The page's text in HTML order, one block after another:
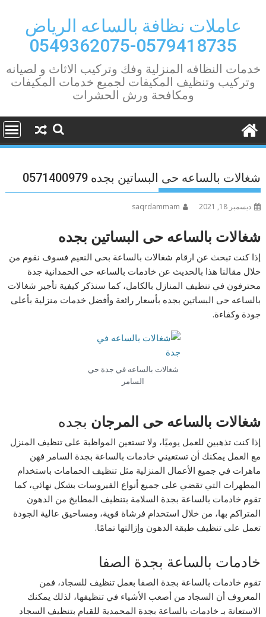
contentعاملات نظافة بالساعه الرياض
0579418735-0549362075
خدمات النظافه المنزلية وفك وتركيب الاثاث و لصيانه
وتركيب وتنظيف المكيفات لجميع خدمات المكيفات
ومكافحة ورش الحشرات
شغالات بالساعه حى البساتين بجده 0571400979
ديسمبر 18, 2021 saqrdammam
شغالات بالساعه حى البساتين بجده
إذا كنت تبحث عن ارقام شغالات بالساعة بحى النعيم فسوف نقوم من
خلال مقالنا هذا بالحديث عن خادمات بالساعه حى الحمدانية جدة
محترفون في تنظيف المنازل بالكامل، كما سنذكر كيفية تأجير شغالات
بالساعه حى البساتين بجده بأسعار رائعة وأفضل خدمات منزلية بأعلى
جودة وكفاءة.
شغالات بالساعه في جدة حي
السامر
شغالات بالساعه حى المرجان بجده
إذا كنت تذهبين للعمل يوميًا، ولا تستعين المواظبة على تنظيف المنزل
مع العمل يمكنك أن تستعيني خادمات بالساعة بجدة السامر فهن
ماهرات في جميع الأعمال المنزلية مثل تنظيف الحمامات باستخدام
المطهرات التي تقضي على جميع أنواع الفيروسات بشكل نهائي، كما
تقوم خادمات بالساعة بجدة السلامة بتنظيف المطابخ من الدهون
المتراكم بها، من خلال استخدام فرشاة قوية، ومساحيق عالية الجودة
تعمل على تنظيف طبقة الدهون وإزالتها تمامًا.
خادمات بالساعة بجدة الصفا
تقوم خادمات بالساعة بجدة الصفا بعمل تنظيف للسجاد، فمن
المعروف أن السجاد من أصعب الأشياء في تنظيفها، لذلك يمكنك
الاستعانة بـ خادمات بالساعة بجدة المحمدية للقيام بتنظيف السجاد